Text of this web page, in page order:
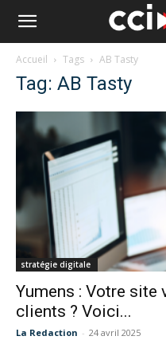
Accueil Tags AB Tasty
Tag: AB Tasty
stratégie digitale
Yumens : Votre site
clients ? Voici...
La Redaction - 24 avril 2025